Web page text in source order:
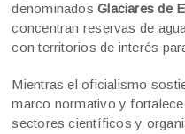
denominadosGlaciares de
concentran reservas de
con territorios de interés
Mientras el oficialismo
marco normativo y
sectores científicos y